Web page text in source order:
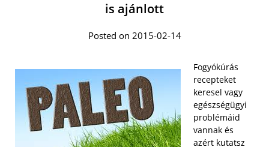
is ajánlott
Posted on 2015-02-14
Fogyókúrás
recepteket
keresel vagy
egészségügyi
problémáid
vannak és
azért kutatsz